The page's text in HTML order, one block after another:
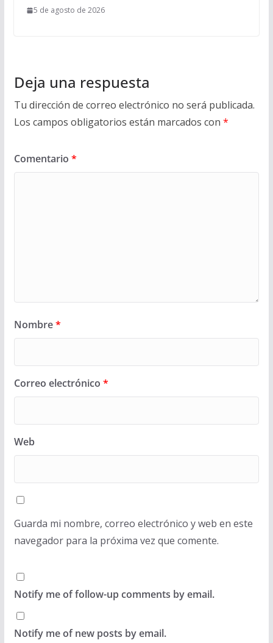
5 de agosto de 2026
Deja una respuesta
Tu dirección de correo electrónico no será publicada.
Los campos obligatorios están marcados con *
Comentario *
Nombre*
Correo electrónico *
Web
Guarda mi nombre, correo electrónico y web en este
navegador para la próxima vez que comente.
Notify me of follow-up comments by email.
Notify me of new posts by email.